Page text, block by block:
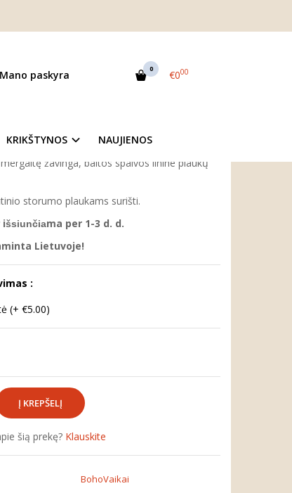
Mano paskyra 0 €000
KRIKŠTYNOS NAUJIENOS
žavinga, baltos spalvos linine plaukų
storumo plaukams surišti.
išsiunčiama per 1-3 d. d.
Lietuvoje!
:
(+ €5.00)
šią prekę? Klauskite
BohoVaikai